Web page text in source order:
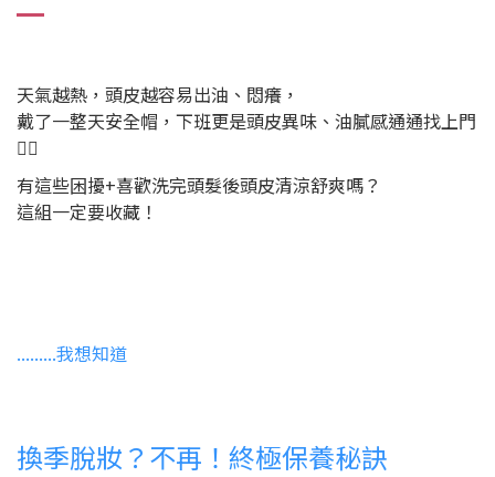
天氣越熱，頭皮越容易出油、悶癢，
戴了一整天安全帽，下班更是頭皮異味、油膩感通通找上門
😵‍💫
有這些困擾+喜歡洗完頭髮後頭皮清涼舒爽嗎？
這組一定要收藏！
.........我想知道
換季脫妝？不再！終極保養秘訣